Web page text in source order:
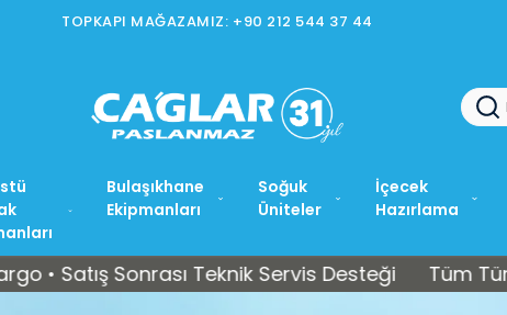
TOPKAPI MAĞAZAMIZ: +90 212 544 37 44
Bulaşıkhane
Ekipmanları
Soğuk
Üniteler
İçecek
Hazırlama
Sonrası Teknik Servis Desteği Tüm